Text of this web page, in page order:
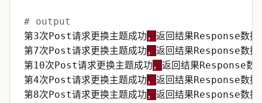
# output
第3次Post请求更换主题成功， 返回结果Response数据
第7次Post请求更换主题成功， 返回结果Response数据
第10次Post请求更换主题成功， 返回结果Response数
第4次Post请求更换主题成功， 返回结果Response数据
第8次Post请求更换主题成功， 返回结果Response数据